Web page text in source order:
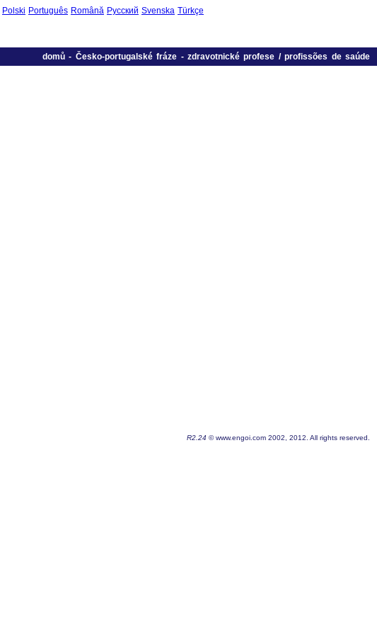
Polski Português Română Русский Svenska Türkçe
domů- Česko-portugalské fráze - zdravotnické profese / profissões de saúde
R2.24 © www.engoi.com 2002, 2012. All rights reserved.